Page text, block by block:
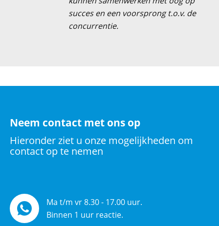
succes en een voorsprong t.o.v. de
concurrentie.
Neem contact met ons op
Hieronder ziet u onze mogelijkheden om
contact op te nemen
Ma t/m vr 8.30 - 17.00 uur.
Binnen 1 uur reactie.